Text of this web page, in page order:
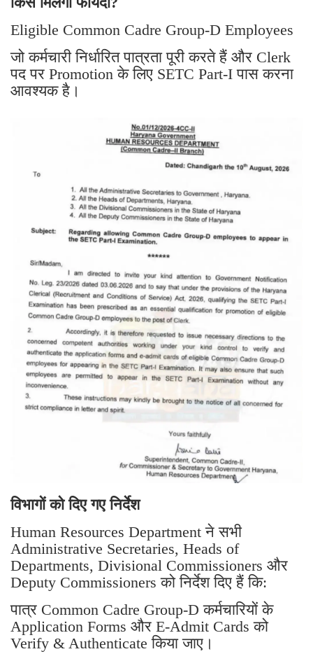
Eligible Common Cadre Group-D Employees
जो कर्मचारी निर्धारित पात्रता पूरी करते हैं और Clerk
पद पर Promotion के लिए SETC Part-I पास करना
आवश्यक है।
विभागों को दिए गए निर्देश
Human Resources Department ने सभी
Administrative Secretaries, Heads of
Departments, Divisional Commissioners और
Deputy Commissioners को निर्देश दिए हैं कि:
पात्र Common Cadre Group-D कर्मचारियों के
Application Forms और E-Admit Cards को
Verify & Authenticate किया जाए।